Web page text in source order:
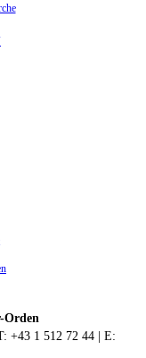
Orden
+43 1 512 72 44 | E: